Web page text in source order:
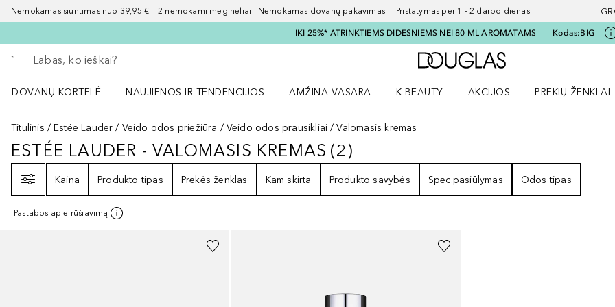
Nemokamas siuntimas nuo 39,95 € 2 nemokami mėginėliai Nemokamas dovanų pakavimas Pristatymas per 1 - 2 darbo dienas
IKI 25%* ATRINKTIEMS DIDESNIEMS NEI 80 ML AROMATAMS Kodas:BIG
Grįžk atgal
Vykdykite paiešką
Į Douglas pagrindinį
DOVANŲ KORTELĖ
NAUJIENOS IR TENDENCIJOS
AMŽINA VASARA
K-BEAUTY
AKCIJOS
PREKIŲ ŽENKLAI
Titulinis
Estée Lauder Veido odos priežiūra Veido odos prausikliai Valomasis kremas
ESTÉE LAUDER - VALOMASIS KREMAS2REZULTATAI
ESTÉE LAUDER - VALOMASIS KREMAS (2 )
Kaina
Produkto tipas Prekės ženklas Kam skirta Produkto savybės Spec.pasiūlymas Odos tipas
Pastabos apie rūšiavimą